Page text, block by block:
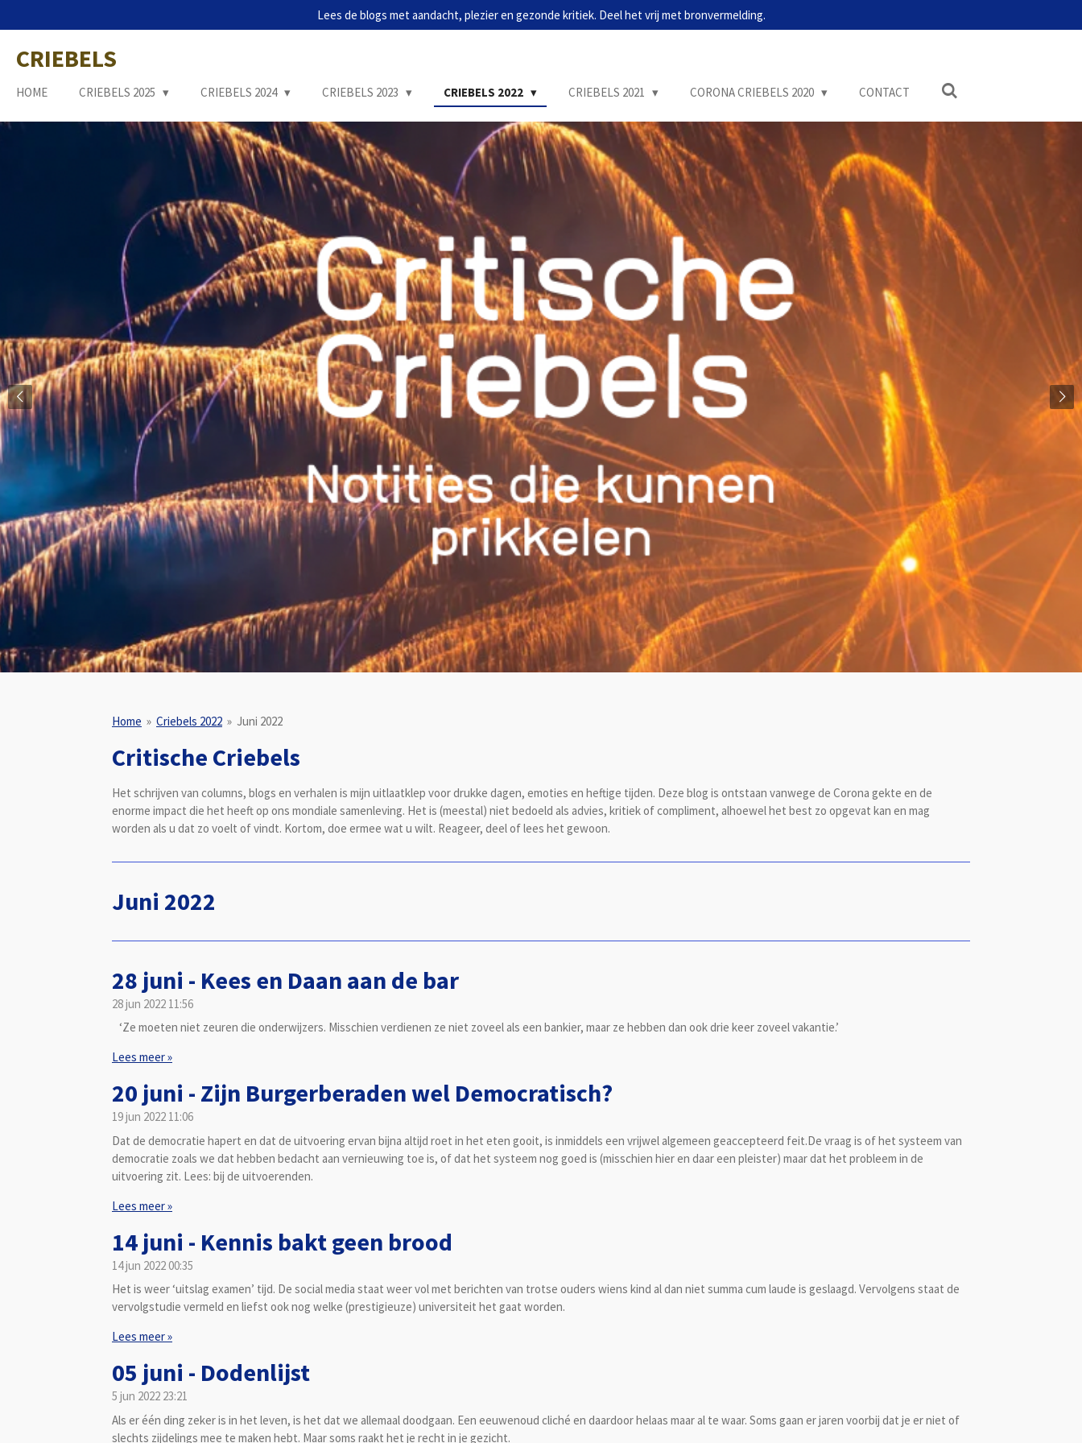
direct
naar
de
hoofdinhoud
Lees de blogs met aandacht, plezier en gezonde kritiek. Deel het vrij met bronvermelding.
CRIEBELS
HOME CRIEBELS 2025 CRIEBELS 2024 CRIEBELS 2023 CRIEBELS 2022 CRIEBELS 2021 CORONA CRIEBELS 2020 CONTACT
Home » Criebels 2022 » Juni 2022
Critische Criebels
Het schrijven van columns, blogs en verhalen is mijn uitlaatklep voor drukke dagen, emoties en heftige tijden. Deze blog is ontstaan vanwege de Corona gekte en de
enorme impact die het heeft op ons mondiale samenleving. Het is (meestal) niet bedoeld als advies, kritiek of compliment, alhoewel het best zo opgevat kan en mag
worden als u dat zo voelt of vindt. Kortom, doe ermee wat u wilt. Reageer, deel of lees het gewoon.
Juni 2022
28 juni - Kees en Daan aan de bar
28 jun 2022 11:56
‘Ze moeten niet zeuren die onderwijzers. Misschien verdienen ze niet zoveel als een bankier, maar ze hebben dan ook drie keer zoveel vakantie.’
Lees meer »
20 juni - Zijn Burgerberaden wel Democratisch?
19 jun 2022 11:06
Dat de democratie hapert en dat de uitvoering ervan bijna altijd roet in het eten gooit, is inmiddels een vrijwel algemeen geaccepteerd feit.De vraag is of het systeem van
democratie zoals we dat hebben bedacht aan vernieuwing toe is, of dat het systeem nog goed is (misschien hier en daar een pleister) maar dat het probleem in de
uitvoering zit. Lees: bij de uitvoerenden.
Lees meer »
14 juni - Kennis bakt geen brood
14 jun 202200:35
Het is weer ‘uitslag examen’ tijd. De social media staat weer vol met berichten van trotse ouders wiens kind al dan niet summa cum laude is geslaagd. Vervolgens staat de
vervolgstudie vermeld en liefst ook nog welke (prestigieuze) universiteit het gaat worden.
Lees meer »
05 juni - Dodenlijst
5 jun 2022 23:21
Als er één ding zeker is in het leven, is het dat we allemaal doodgaan. Een eeuwenoud cliché en daardoor helaas maar al te waar. Soms gaan er jaren voorbij dat je er niet of
slechts zijdelings mee te maken hebt. Maar soms raakt het je recht in je gezicht.